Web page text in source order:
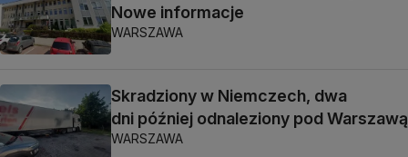
Nowe informacje
WARSZAWA
Skradziony w Niemczech, dwa
dni później odnaleziony pod Warszawą
WARSZAWA